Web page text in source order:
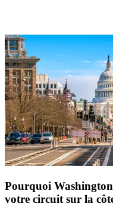
Pourquoi
votre circuit sur la